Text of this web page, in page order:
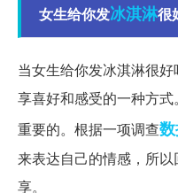
女生给你发冰淇淋很
当女生给你发冰淇淋很
享喜好和感受的一种方
重要的。根据一项调查
来表达自己的情感，所
享。